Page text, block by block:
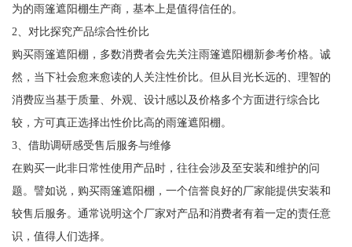
为的雨篷遮阳棚生产商，基本上是值得信任的。
2、对比探究产品综合性价比
购买雨篷遮阳棚，多数消费者会先关注雨篷遮阳棚新参考价格。诚
然，当下社会愈来愈读的人关注性价比。但从目光长远的、理智的
消费应当基于质量、外观、设计感以及价格多个方面进行综合比
较，方可真正选择出性价比高的雨篷遮阳棚。
3、借助调研感受售后服务与维修
在购买一此非日常性使用产品时，往往会涉及至安装和维护的问
题。譬如说，购买雨篷遮阳棚，一个信誉良好的厂家能提供安装和
较售后服务。通常说明这个厂家对产品和消费者有着一定的责任意
识，值得人们选择。